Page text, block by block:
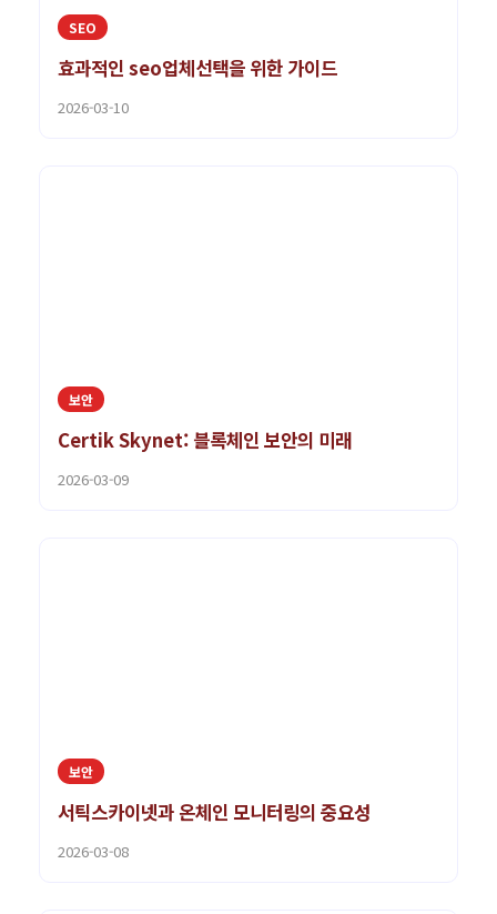
SEO
효과적인 seo업체선택을 위한 가이드
2026-03-10
보안
Certik Skynet: 블록체인 보안의 미래
2026-03-09
보안
서틱스카이넷과 온체인 모니터링의 중요성
2026-03-08